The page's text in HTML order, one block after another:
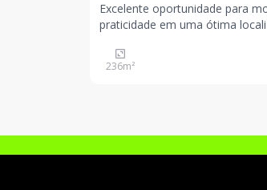
Excelente oportunidade para
praticidade em uma ótima localização.
banheiro social 2 vagas de garagem Sobrado amplo e
236m²